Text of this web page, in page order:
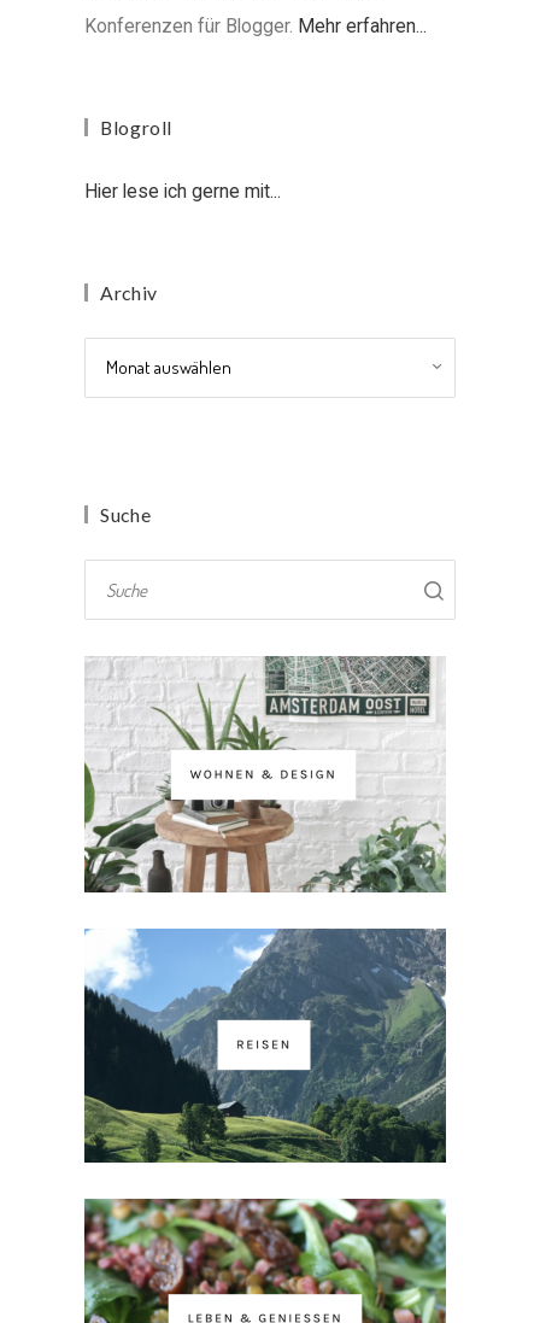
Konferenzen für Blogger. Mehr erfahren...
Blogroll
Hier lese ich gerne mit...
Archiv
Suche